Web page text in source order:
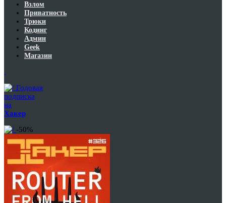
Взлом
Приватность
Трюки
Кодинг
Админ
Geek
Магазин
Годовая
подписка
на
Хакер
-50%